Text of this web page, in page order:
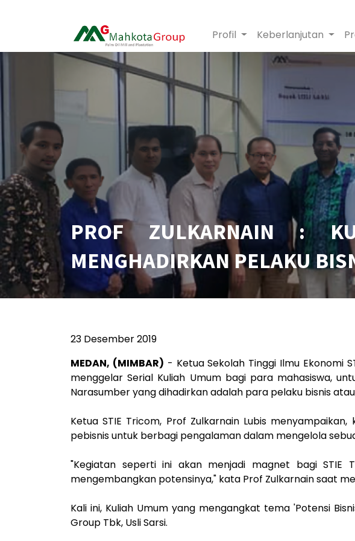
Profil Keberlanjutan
PROF ZULKARNAIN :
MENGHADIRKAN PELAKU
23 Desember 2019
MEDAN, (MIMBAR) - Ketua Sekolah Tinggi Ilmu Ekonomi
menggelar Serial Kuliah Umum bagi para mahasiswa,
Narasumber yang dihadirkan adalah para pelaku bisnis
Ketua STIE Tricom, Prof Zulkarnain Lubis
pebisnis untuk berbagi pengalaman dalam mengelola
"Kegiatan seperti ini akan menjadi magnet bagi STIE
mengembangkan potensinya," kata Prof Zulkarnain saat
Kali ini, Kuliah Umum yang mengangkat tema 'Potensi
Group Tbk, Usli Sarsi.